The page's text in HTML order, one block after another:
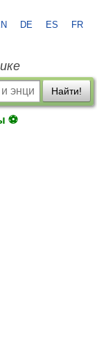
DE ES FR
Найти!
⚽